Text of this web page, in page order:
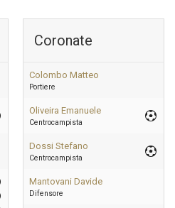
Coronate
Colombo Matteo
Portiere
Oliveira Emanuele
Centrocampista
Dossi Stefano
Centrocampista
Mantovani Davide
Difensore